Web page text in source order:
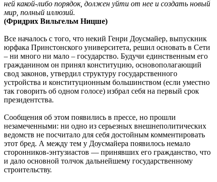
ней какой-либо порядок, должен уйти от нее и создать новый
мир, полный иллюзий.
(Фридрих Вильгельм Ницше)
Все началось с того, что некий Генри Доусмайер, выпускник
юрфака Принстонского университета, решил основать в Сети
– ни много ни мало – государство. Будучи единственным его
гражданином он принял конституцию, основополагающий
свод законов, утвердил структуру государственного
устройства и конституционным большинством (если уместно
так говорить об одном голосе) избрал себя на первый срок
президентства.
Сообщения об этом появились в прессе, но прошли
незамеченными: ни одно из серьезных внешнеполитических
ведомств не посчитало для себя достойным комментировать
этот бред. А между тем у Доусмайера появилось немало
сторонников-энтузиастов — принявших его гражданство, что
и дало основной толчок дальнейшему государственному
строительству.